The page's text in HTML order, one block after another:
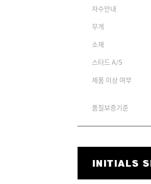
자수안내
무게
소재
스터드 A/S
제품 이상 여부
품질보증기준